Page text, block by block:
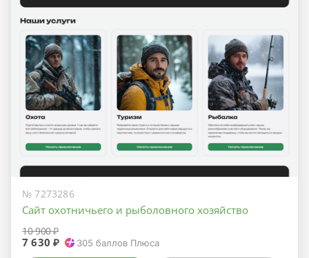
№ 7273286
Сайт охотничьего и рыболовного хозяйство
10 900 ₽
7 630 ₽ 305 баллов Плюса